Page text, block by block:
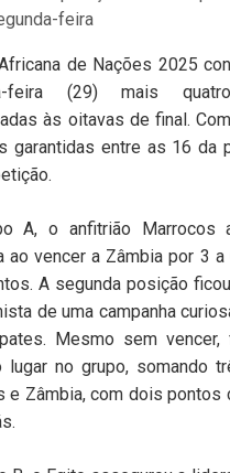
feira
de Nações 2025
feira (29) mais
às oitavas de final.
garantidas entre as 16 da
A, o anfitrião Marrocos
ao vencer a Zâmbia por 3
A segunda posição
de uma campanha
Mesmo sem vencer,
lugar no grupo, somando
e Zâmbia, com dois pontos